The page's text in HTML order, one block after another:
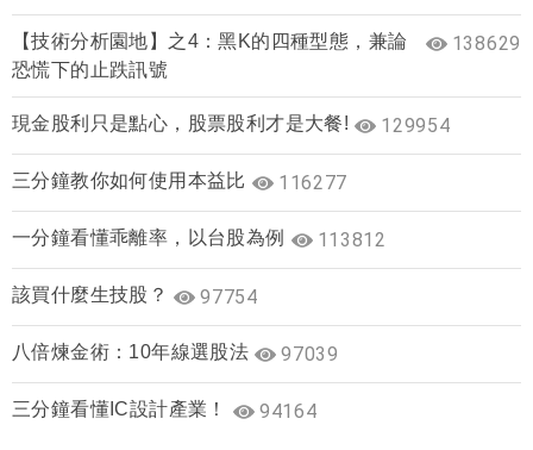
【技術分析園地】之4：黑K的四種型態，兼論
恐慌下的止跌訊號
138629
現金股利只是點心，股票股利才是大餐! 129954
三分鐘教你如何使用本益比 116277
一分鐘看懂乖離率，以台股為例 113812
該買什麼生技股？ 97754
八倍煉金術：10年線選股法 97039
三分鐘看懂IC設計產業！ 94164